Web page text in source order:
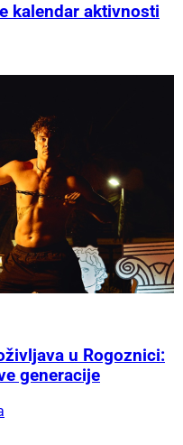
kalendar aktivnosti
u Rogoznici:
generacije